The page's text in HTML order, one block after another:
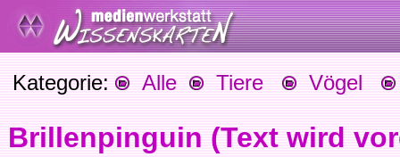
Kategorie: Alle Tiere Vögel
Brillenpinguin (Text wird